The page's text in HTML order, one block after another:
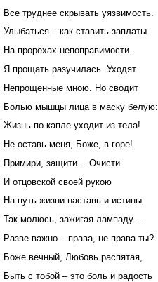
Все труднее скрывать уязвимость.
Улыбаться – как ставить заплаты
На прорехах непоправимости.
Я прощать разучилась. Уходят
Непрощенные мною. Но сводит
Болью мышцы лица в маску белую:
Жизнь по капле уходит из тела!
Не оставь меня, Боже, в горе!
Примири, защити… Очисти.
И отцовской своей рукою
На путь жизни наставь и истины.
Так молюсь, зажигая лампаду…
Разве важно – права, не права ты?
Боже вечный, Любовь распятая,
Быть с тобой – это боль и радость